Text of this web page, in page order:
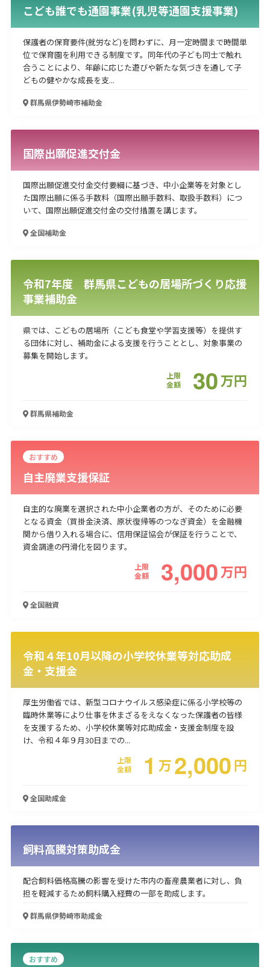
こども誰でも通園事業(乳児等通園支援事業)
保護者の保育要件(就労など)を問わずに、月一定時間まで時間単
位で保育園を利用できる制度です。同年代の子ども同士で触れ
合うことにより、年齢に応じた遊びや新たな気づきを通して子
どもの健やかな成長を支...
群馬県伊勢崎市補助金
国際出願促進交付金
国際出願促進交付金交付要綱に基づき、中小企業等を対象とし
た国際出願に係る手数料（国際出願手数料、取扱手数料）につ
いて、国際出願促進交付金の交付措置を講じます。
全国補助金
令和7年度 群馬県こどもの居場所づくり応援
事業補助金
県では、こどもの居場所（こども食堂や学習支援等）を提供す
る団体に対し、補助金による支援を行うこととし、対象事業の
募集を開始します。
上限
金額
30万円
群馬県補助金
おすすめ
自主廃業支援保証
自主的な廃業を選択された中小企業者の方が、そのために必要
となる資金（買掛金決済、原状復帰等のつなぎ資金）を金融機
関から借り入れる場合に、信用保証協会が保証を行うことで、
資金調達の円滑化を図ります。
上限
金額
3,000万円
全国融資
令和４年10月以降の小学校休業等対応助成
金・支援金
厚生労働省では、新型コロナウイルス感染症に係る小学校等の
臨時休業等により仕事を休まざるをえなくなった保護者の皆様
を支援するため、小学校休業等対応助成金・支援金制度を設
け、令和４年９月30日までの...
上限
金額
1 万2,000円
全国助成金
飼料高騰対策助成金
配合飼料価格高騰の影響を受けた市内の畜産農業者に対し、負
担を軽減するため飼料購入経費の一部を助成します。
群馬県伊勢崎市助成金
おすすめ